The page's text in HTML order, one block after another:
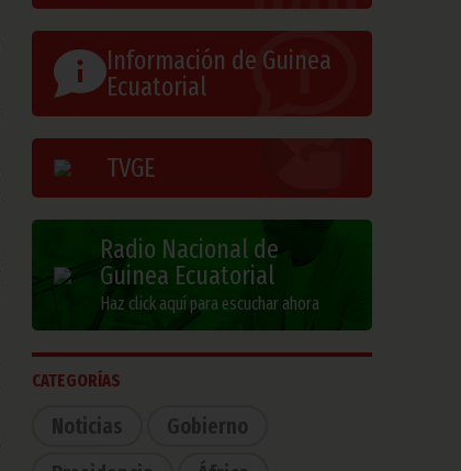
Información de Guinea
Ecuatorial
TVGE
Radio Nacional de
Guinea Ecuatorial
Haz click aquí para escuchar ahora
CATEGORÍAS
Noticias
Gobierno